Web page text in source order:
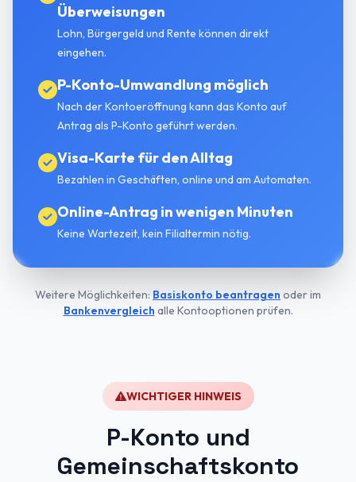
Überweisungen
Lohn, Bürgergeld und Rente können direkt
eingehen.
P-Konto-Umwandlung möglich
Nach der Kontoeröffnung kann das Konto auf
Antrag als P-Konto geführt werden.
Visa-Karte für den Alltag
Bezahlen in Geschäften, online und am Automaten.
Online-Antrag in wenigen Minuten
Keine Wartezeit, kein Filialtermin nötig.
Weitere Möglichkeiten: Basiskonto beantragen oder im
Bankenvergleich alle Kontooptionen prüfen.
WICHTIGER HINWEIS
P-Konto und
Gemeinschaftskonto